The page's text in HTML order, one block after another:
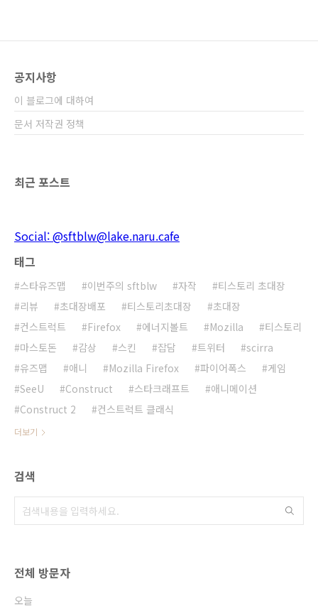
런겁니다. 벡터 그래픽 도구 : Inkscape (일러스
(3D MAX, Maya 대용)한글 - 옵션에서..
공지사항
이 블로그에 대하여
문서 저작권 정책
최근 포스트
Social: @sftblw@lake.naru.cafe
태그
스타유즈맵 이번주의 sftblw 자작
티스토리 초대장
리뷰
초대장배포 티스토리초대장
초대장
컨스트럭트
Firefox 에너지볼트 Mozilla
티스토리
마스토돈
감상 스킨 잡담 트위터
scirra
유즈맵
애니 Mozilla Firefox 파이어폭스
게임
SeeU
Construct 스타크래프트
애니메이션
Construct 2
컨스트럭트 클래식
더보기
검색
전체 방문자
오늘